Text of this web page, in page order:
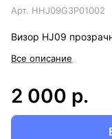
Арт. HHJ09G3P01002
Визор HJ09
Все описание
2 000 р.